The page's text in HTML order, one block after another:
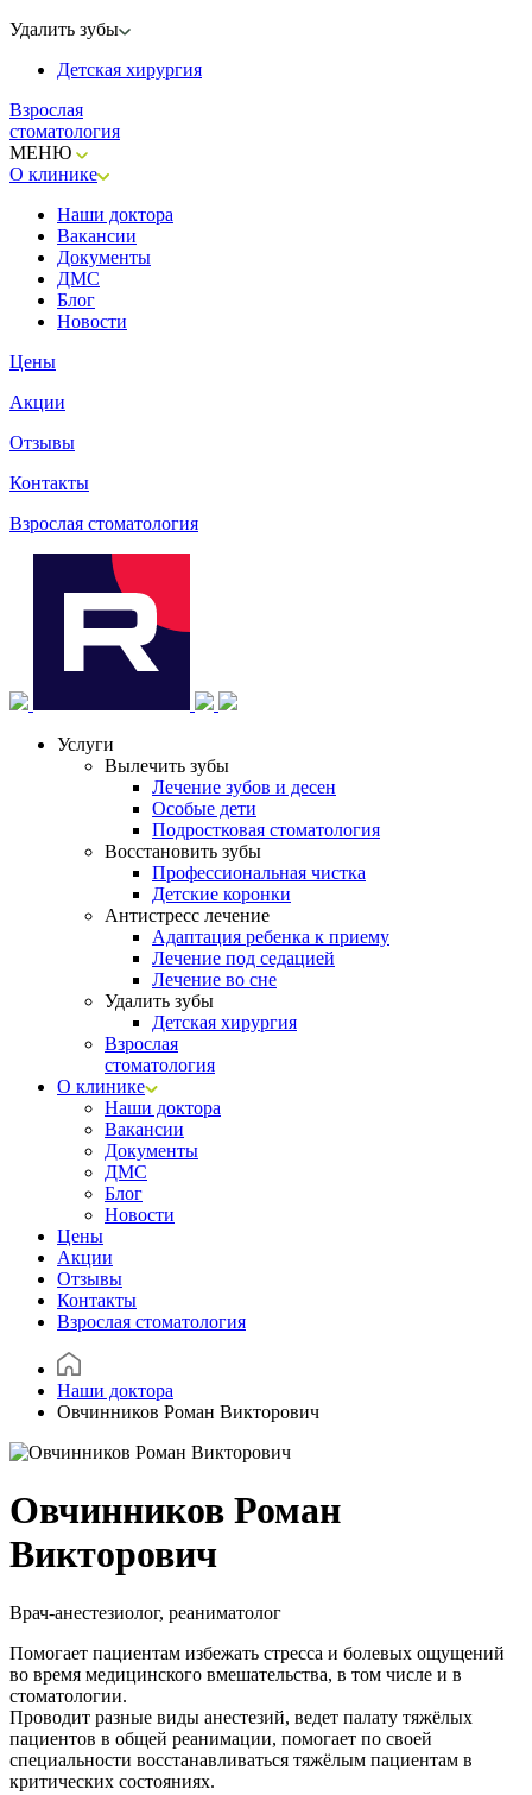
Удалить зубы
Детская хирургия
Взрослая
стоматология
МЕНЮ
О клинике
Наши доктора
Вакансии
Документы
ДМС
Блог
Новости
Цены
Акции
Отзывы
Контакты
Взрослая стоматология
Услуги
Вылечить зубы
Лечение зубов и десен
Особые дети
Подростковая стоматология
Восстановить зубы
Профессиональная чистка
Детские коронки
Антистресс лечение
Адаптация ребенка к приему
Лечение под седацией
Лечение во сне
Удалить зубы
Детская хирургия
Взрослая
стоматология
О клинике
Наши доктора
Вакансии
Документы
ДМС
Блог
Новости
Цены
Акции
Отзывы
Контакты
Взрослая стоматология
Наши доктора
Овчинников Роман Викторович
Овчинников Роман
Викторович
Врач-анестезиолог, реаниматолог
Помогает пациентам избежать стресса и болевых ощущений
во время медицинского вмешательства, в том числе и в
стоматологии.
Проводит разные виды анестезий, ведет палату тяжёлых
пациентов в общей реанимации, помогает по своей
специальности восстанавливаться тяжёлым пациентам в
критических состояниях.